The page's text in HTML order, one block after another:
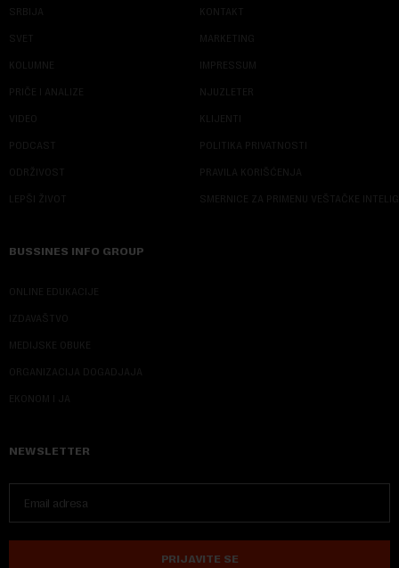
SRBIJA
SVET
KOLUMNE
PRIČE I ANALIZE
VIDEO
PODCAST
ODRŽIVOST
LEPŠI ŽIVOT
KONTAKT
MARKETING
IMPRESSUM
NJUZLETER
KLIJENTI
POLITIKA PRIVATNOSTI
PRAVILA KORIŠĆENJA
SMERNICE ZA PRIMENU VEŠTAČKE
BUSSINES INFO GROUP
ONLINE EDUKACIJE
IZDAVAŠTVO
MEDIJSKE OBUKE
ORGANIZACIJA DOGADJAJA
EKONOM I JA
NEWSLETTER
PRIJAVITE SE